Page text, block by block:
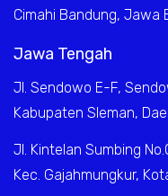
Cimahi Bandung, Jawa
Jawa Tengah
Jl. Sendowo E-F,
Kabupaten Sleman,
Jl. Kintelan Sumbing
Kec. Gajahmungkur,